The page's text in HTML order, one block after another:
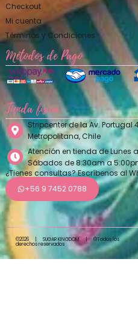
Checkout
Mi cuenta
Términos y Condiciones
Métodos de Pago
Tienda física
Stripcenter de la Av. Portugal
Metropolitana, Chile
Atención en tienda de Lunes
Sábados de 8:30am a
¿Tienes consultas? Escríbenos al
+56 9 7452 0788
©2026 SUGAR KINGDOM | ©Todos los
derechos reservados